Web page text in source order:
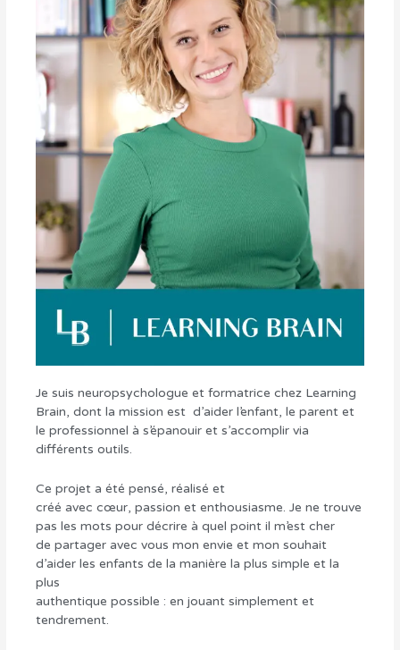
Je suis neuropsychologue et formatrice chez Learning
Brain, dont la mission est d’aider l’enfant, le parent et
le professionnel à s’épanouir et s’accomplir via
différents outils.
Ce projet a été pensé, réalisé et
créé avec cœur, passion et enthousiasme. Je ne trouve
pas les mots pour décrire à quel point il m’est cher
de partager avec vous mon envie et mon souhait
d’aider les enfants de la manière la plus simple et la
plus
authentique possible : en jouant simplement et
tendrement.